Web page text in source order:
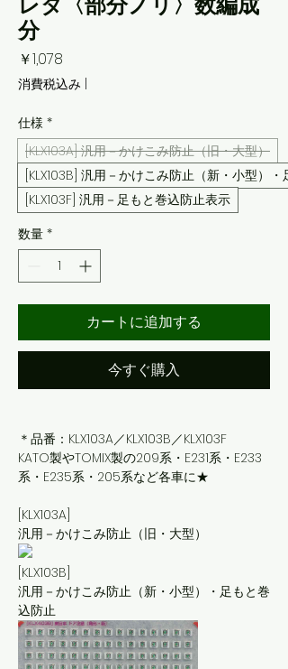
分
￥1,078
格
消費税込み
仕様 *
[KLX103A] 汎用－かけこみ防止（旧・大型）
[KLX103B] 汎用－かけこみ防止（新・小型）・
[KLX103F] 汎用－足もと巻込防止表示
数量 *
カートに追加する
今すぐ購入
＊品番：KLX103A／KLX103B／KLX103F
KATO製やTOMIX製の209系・E231系・E233
系・E235系・205系など各車に★
[KLX103A]
汎用－かけこみ防止（旧・大型）
[KLX103B]
汎用－かけこみ防止（新・小型）・足もと巻
込防止